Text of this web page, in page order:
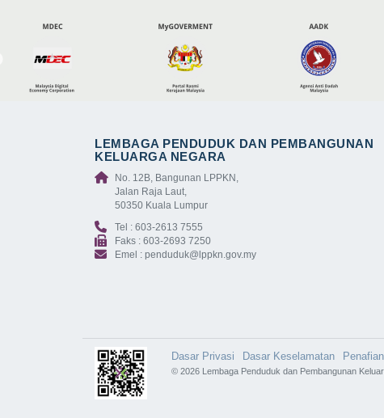
LEMBAGA PENDUDUK DAN PEMBANGUNAN
KELUARGA NEGARA
No. 12B, Bangunan LPPKN,
Jalan Raja Laut,
50350 Kuala Lumpur
Tel : 603-2613 7555
Faks : 603-2693 7250
Emel : penduduk@lppkn.gov.my
Dasar Privasi Dasar Keselamatan Penafian
© 2026 Lembaga Penduduk dan Pembangunan